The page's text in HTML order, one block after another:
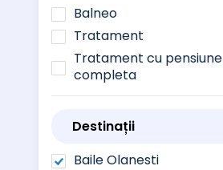
Balneo
Tratament
Tratament cu pensiune
completa
Destinații
Baile Olanesti